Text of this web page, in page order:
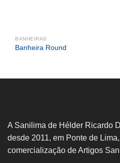
BANHEIRAS
Banheira Round
A Sanilima de Hélder Ricardo
desde 2011, em Ponte de
comercialização de Artigos